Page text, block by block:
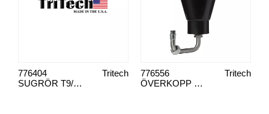
SUGRÖR T9/T11
Tritech
776404
ÖVERKOPP TRITECH 5,7 L KOMPLETT
Tritech
776556